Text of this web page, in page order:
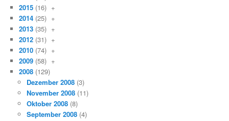
2015 (16) +
2014 (25) +
2013 (35) +
2012 (31) +
2010 (74) +
2009 (58) +
2008 (129)
Dezember 2008 (3)
November 2008 (11)
Oktober 2008 (8)
September 2008 (4)